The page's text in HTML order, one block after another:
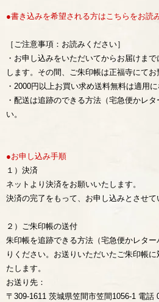
●書き込みを希望される方はこちらをお読
［ご注意事項：お読みください］
・お申し込みをいただいてからお届けま
します。その間、ご朱印帳は正福寺にてお
・2000円以上お買い求め送料無料は適用に
・配送は追跡のできる方法（宅急便かレ
い。
●お申し込み手順
１）決済
ネットより決済をお願いいたします。
決済の完了をもって、お申し込みとさせて
２）ご朱印帳の送付
朱印帳を追跡できる方法（宅急便かレタ
りください。お送りいただいたご朱印帳
たします。
お送り先：
〒309-1611 茨城県笠間市笠間1056-1 電話